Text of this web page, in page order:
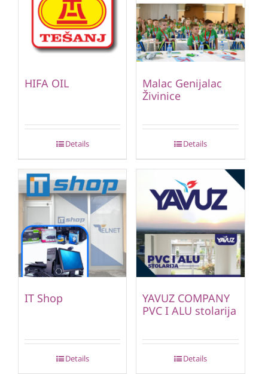
HIFA OIL
Details
Malac Genijalac
Živinice
Details
IT Shop
Details
YAVUZ COMPANY
PVC I ALU stolarija
Details